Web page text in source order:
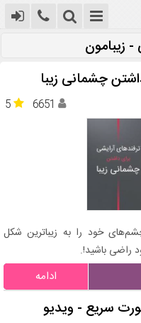
زیبامون
چشمانی زیبا
5 6651
خود را به زیباترین شکل
راضی باشید!.
ادامه